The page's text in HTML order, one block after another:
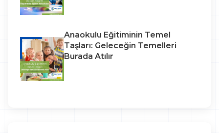
Anaokulu Eğitiminin Temel
Taşları: Geleceğin Temelleri
Burada Atılır